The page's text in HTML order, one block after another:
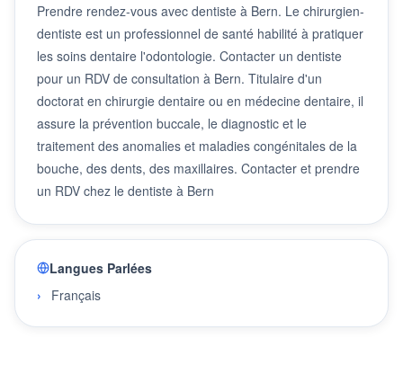
Prendre rendez-vous avec dentiste à Bern. Le chirurgien-
dentiste est un professionnel de santé habilité à pratiquer
les soins dentaire l'odontologie. Contacter un dentiste
pour un RDV de consultation à Bern. Titulaire d'un
doctorat en chirurgie dentaire ou en médecine dentaire, il
assure la prévention buccale, le diagnostic et le
traitement des anomalies et maladies congénitales de la
bouche, des dents, des maxillaires. Contacter et prendre
un RDV chez le dentiste à Bern
Langues Parlées
Français